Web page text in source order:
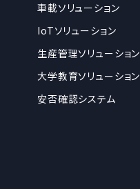
車載ソリューション
IoTソリューション
生産管理ソリューション
大学教育ソリューション
安否確認システム